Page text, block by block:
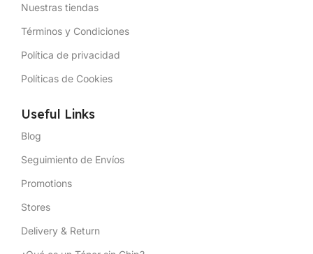
Nuestras tiendas
Términos y Condiciones
Política de privacidad
Políticas de Cookies
Useful Links
Blog
Seguimiento de Envíos
Promotions
Stores
Delivery & Return